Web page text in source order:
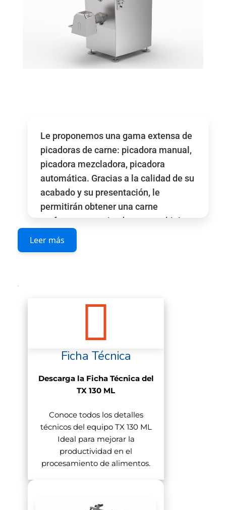
Le proponemos una gama extensa de
picadoras de carne: picadora manual,
picadora mezcladora, picadora
automática. Gracias a la calidad de su
acabado y su presentación, le
permitirán obtener una carne
perfectamente picada con una higiene
perfecta, además de dinamizar sus
Leer más
Ficha Técnica
Descarga la Ficha Técnica del
TX 130 ML
Conoce todos los detalles
técnicos del equipo TX 130 ML
Ideal para mejorar la
productividad en el
procesamiento de alimentos.